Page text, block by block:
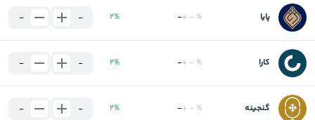
پایا -+ - %
2%
-
-
کارا -+ - %
2%
-
-
گنجینه -+ - %
2%
-
-